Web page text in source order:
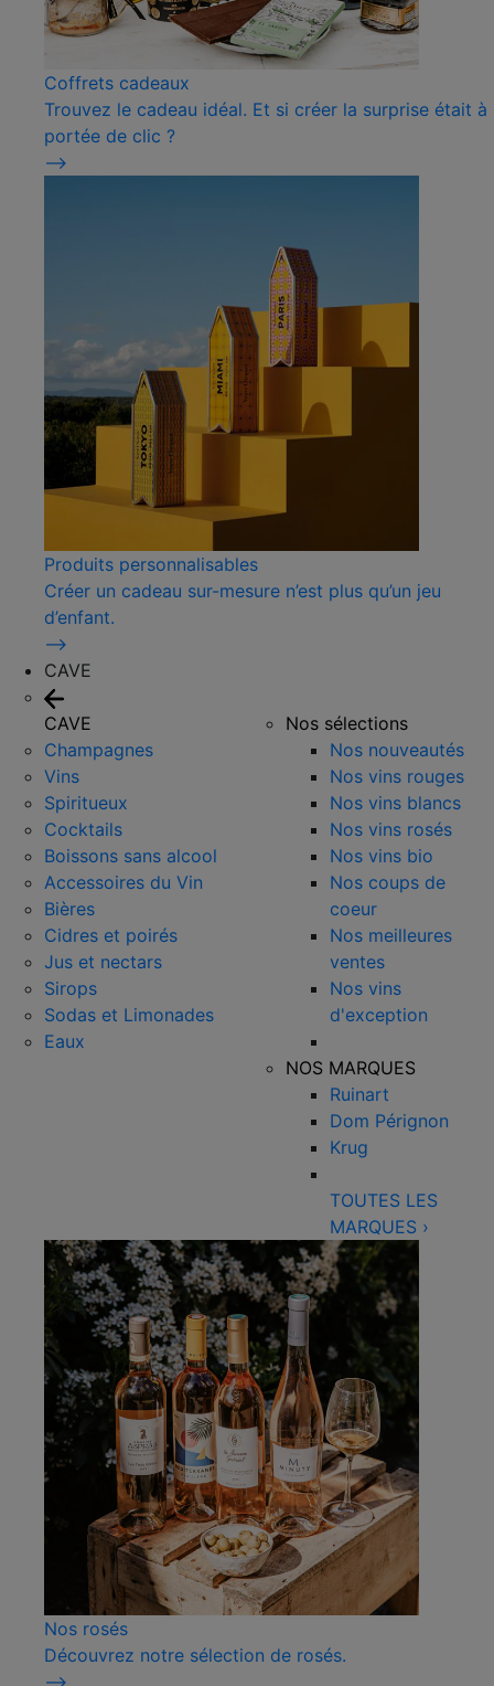
Coffrets cadeaux
Trouvez le cadeau idéal. Et si créer la surprise était à
portée de clic ?
⟶
Produits personnalisables
Créer un cadeau sur-mesure n’est plus qu’un jeu
d’enfant.
⟶
CAVE
CAVE
Champagnes
Vins
Spiritueux
Cocktails
Boissons sans alcool
Accessoires du Vin
Bières
Cidres et poirés
Jus et nectars
Sirops
Sodas et Limonades
Eaux
Nos sélections
Nos nouveautés
Nos vins rouges
Nos vins blancs
Nos vins rosés
Nos vins bio
Nos coups de
coeur
Nos meilleures
ventes
Nos vins
d'exception
NOS MARQUES
Ruinart
Dom Pérignon
Krug
TOUTES LES
MARQUES ›
Nos rosés
Découvrez notre sélection de rosés.
⟶